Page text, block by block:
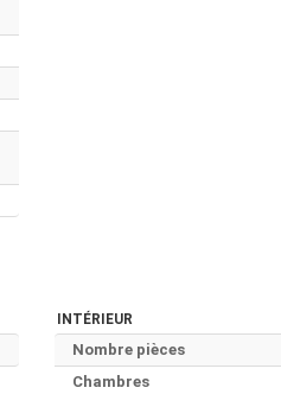
INTÉRIEUR
Nombre pièces
Chambres